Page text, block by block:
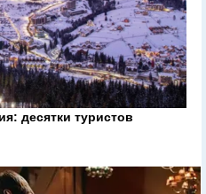
десятки туристов